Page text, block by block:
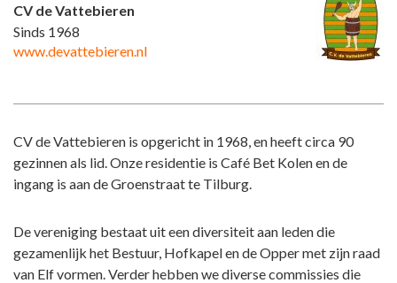
CV de Vattebieren
Sinds 1968
www.devattebieren.nl
CV de Vattebieren is opgericht in 1968, en heeft circa 90
gezinnen als lid. Onze residentie is Café Bet Kolen en de
ingang is aan de Groenstraat te Tilburg.
De vereniging bestaat uit een diversiteit aan leden die
gezamenlijk het Bestuur, Hofkapel en de Opper met zijn raad
van Elf vormen. Verder hebben we diverse commissies die